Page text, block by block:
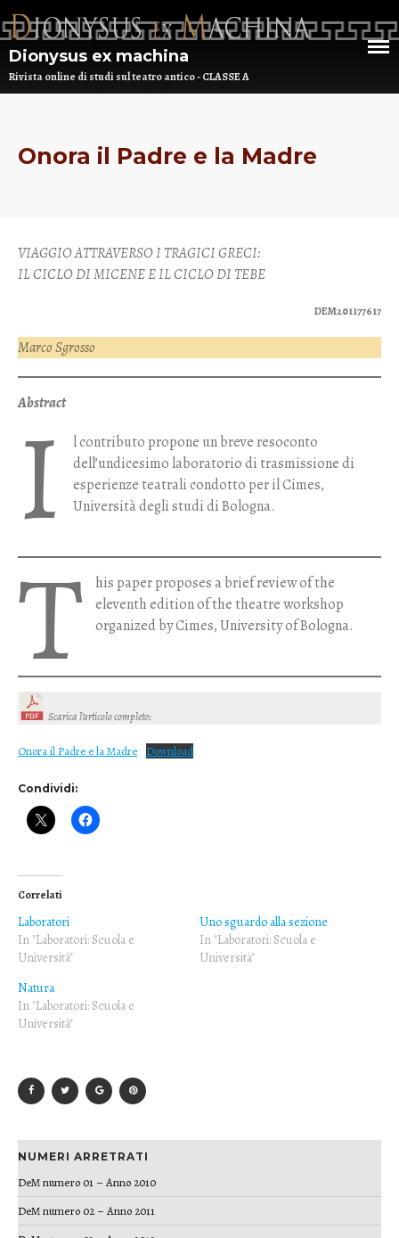
ARCHIVIO
Dionysus ex machina
Rivista online di studi sul teatro antico - CLASSE A
Onora il Padre e la Madre
VIAGGIO ATTRAVERSO I TRAGICI GRECI:
IL CICLO DI MICENE E IL CICLO DI TEBE
DEM201177617
Marco Sgrosso
Abstract
I
l contributo propone un breve resoconto
dell’undicesimo laboratorio di trasmissione di
esperienze teatrali condotto per il Cimes,
Università degli studi di Bologna.
T
his paper proposes a brief review of the
eleventh edition of the theatre workshop
organized by Cimes, University of Bologna.
Scarica l’articolo completo:
Onora il Padre e la Madre Download
Condividi:
Correlati
Laboratori
In "Laboratori: Scuola e
Università"
Uno sguardo alla sezione
In "Laboratori: Scuola e
Università"
Natura
In "Laboratori: Scuola e
Università"
NUMERI ARRETRATI
DeM numero 01 – Anno 2010
DeM numero 02 – Anno 2011